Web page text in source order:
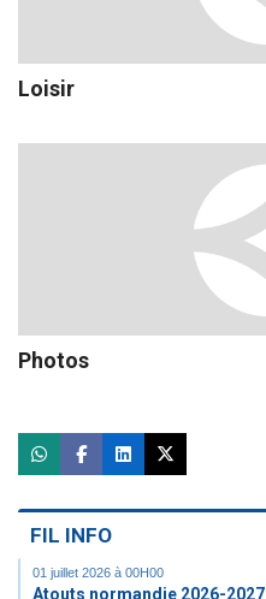
Loisir
Photos
FIL INFO
01 juillet 2026 à 00H00
Atouts normandie 2026-2027